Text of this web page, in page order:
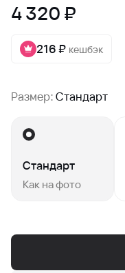
4 320 ₽
216 ₽ кешбэк
Размер:Стандарт
Стандарт
Как на фото